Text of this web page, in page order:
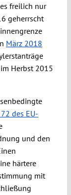
freilich nur
geherrscht
März 2018
Herbst 2015
des EU-
und den
härtere
mit